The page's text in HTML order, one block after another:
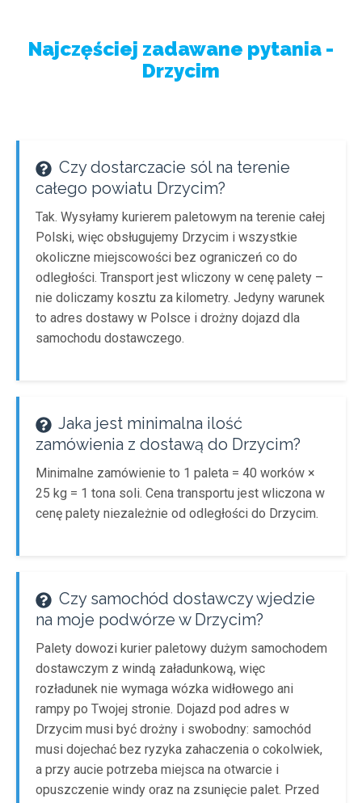
Najczęściej zadawane pytania -
Drzycim
Czy dostarczacie sól na terenie
całego powiatu Drzycim?
Tak. Wysyłamy kurierem paletowym na terenie całej
Polski, więc obsługujemy Drzycim i wszystkie
okoliczne miejscowości bez ograniczeń co do
odległości. Transport jest wliczony w cenę palety –
nie doliczamy kosztu za kilometry. Jedyny warunek
to adres dostawy w Polsce i drożny dojazd dla
samochodu dostawczego.
Jaka jest minimalna ilość
zamówienia z dostawą do Drzycim?
Minimalne zamówienie to 1 paleta = 40 worków ×
25 kg = 1 tona soli. Cena transportu jest wliczona w
cenę palety niezależnie od odległości do Drzycim.
Czy samochód dostawczy wjedzie
na moje podwórze w Drzycim?
Palety dowozi kurier paletowy dużym samochodem
dostawczym z windą załadunkową, więc
rozładunek nie wymaga wózka widłowego ani
rampy po Twojej stronie. Dojazd pod adres w
Drzycim musi być drożny i swobodny: samochód
musi dojechać bez ryzyka zahaczenia o cokolwiek,
a przy aucie potrzeba miejsca na otwarcie i
opuszczenie windy oraz na zsunięcie palet. Przed